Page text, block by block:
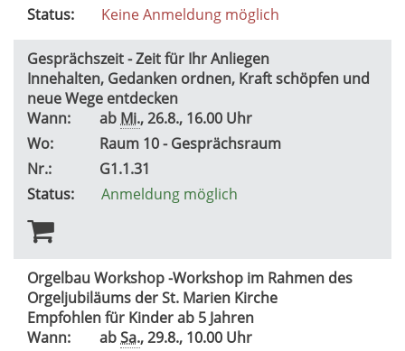
Status:
Keine Anmeldung möglich
Gesprächszeit - Zeit für Ihr Anliegen
Innehalten, Gedanken ordnen, Kraft schöpfen und
neue Wege entdecken
Wann:
ab Mi., 26.8., 16.00 Uhr
Wo:
Raum 10 - Gesprächsraum
Nr.:
G1.1.31
Status:
Anmeldung möglich
Orgelbau Workshop -Workshop im Rahmen des
Orgeljubiläums der St. Marien Kirche
Empfohlen für Kinder ab 5 Jahren
Wann:
abSa., 29.8., 10.00 Uhr